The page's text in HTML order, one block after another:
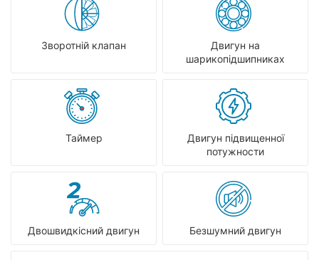
Зворотній клапан
Двигун на
шарикопідшипниках
Таймер
Двигун підвищенної
потужности
Двошвидкісний двигун Безшумний двигун